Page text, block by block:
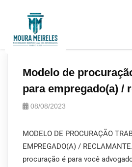
Modelo de
para empregado(a) /
08/08/2023
MODELO DE PROCURAÇÃO
EMPREGADO(A) /
procuração é para você